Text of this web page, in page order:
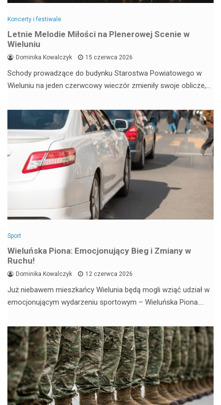
Koncerty i festiwale
Letnie Melodie Miłości na Plenerowej Scenie w
Wieluniu
Dominika Kowalczyk 15 czerwca 2026
Schody prowadzące do budynku Starostwa Powiatowego w
Wieluniu na jeden czerwcowy wieczór zmieniły swoje oblicze,…
Sport
Wieluńska Piona: Emocjonujący Bieg i Zmiany w
Ruchu!
Dominika Kowalczyk 12 czerwca 2026
Już niebawem mieszkańcy Wielunia będą mogli wziąć udział w
emocjonującym wydarzeniu sportowym – Wieluńska Piona.…